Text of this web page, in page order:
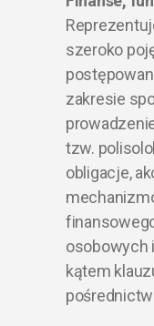
szeroko
zakresie
tzw.
obligacje,
osobowych
kątem